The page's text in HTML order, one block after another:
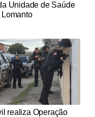
Unidade de Saúde
realiza Operação